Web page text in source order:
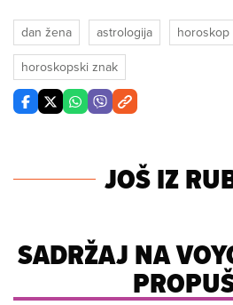
dan žena astrologija horoskop
horoskopski znak
JOŠ IZ
SADRŽAJ NA